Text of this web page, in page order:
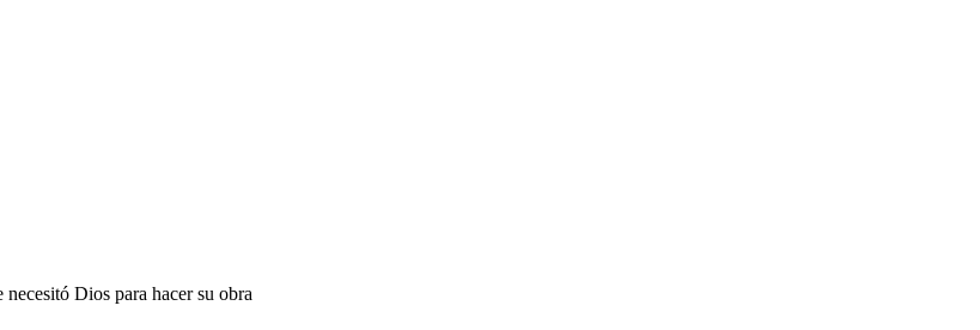
Dios para hacer su obra